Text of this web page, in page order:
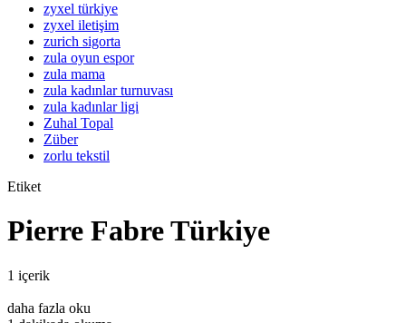
zyxel türkiye
zyxel iletişim
zurich sigorta
zula oyun espor
zula mama
zula kadınlar turnuvası
zula kadınlar ligi
Zuhal Topal
Züber
zorlu tekstil
Etiket
Pierre Fabre Türkiye
1 içerik
daha fazla oku